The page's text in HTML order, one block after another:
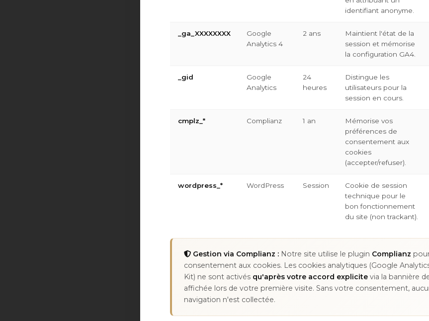
identifiant anonyme.
_ga_XXXXXXXX
Google
Analytics 4
2 ans
Maintient l'état de la
session et mémorise
la configuration GA4.
_gid
Google
Analytics
24
heures
Distingue les
utilisateurs pour la
session en cours.
cmplz_* Complianz 1 an
Mémorise vos
préférences de
consentement aux
cookies
(accepter/refuser).
wordpress_* WordPress Session
Cookie de session
technique pour le
bon fonctionnement
du site (non trackant).
Gestion via Complianz : Notre site utilise le plugin Complianz
consentement aux cookies. Les cookies analytiques (Google
Kit) ne sont activés qu'après votre accord explicite via la bannière
affichée lors de votre première visite. Sans votre consentement,
navigation n'est collectée.